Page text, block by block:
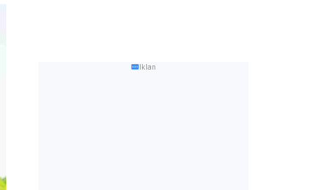
Iklan